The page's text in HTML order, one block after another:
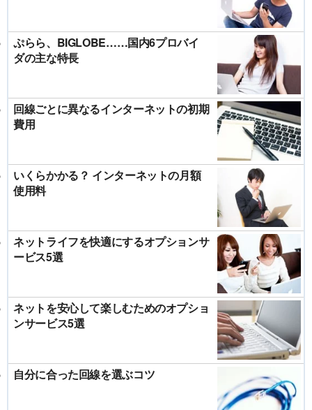
ぷらら、BIGLOBE……国内6プロバイ
ダの主な特長
回線ごとに異なるインターネットの初期
費用
いくらかかる？ インターネットの月額
使用料
ネットライフを快適にするオプションサ
ービス5選
ネットを安心して楽しむためのオプショ
ンサービス5選
自分に合った回線を選ぶコツ